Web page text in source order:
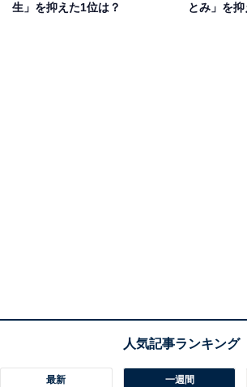
生」を抑えた1位は？
とみ」を
最新 一週間